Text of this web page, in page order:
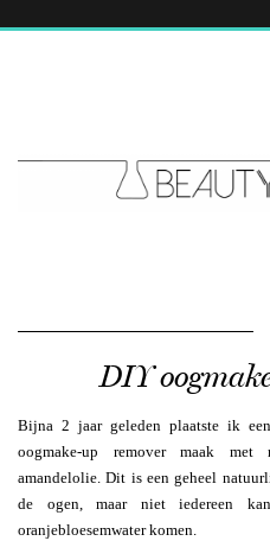
DIY
Bijna 2 jaar geleden plaatste ik
oogmake-up remover maak met
amandelolie. Dit is een geheel
de ogen, maar niet iedereen
oranjebloesemwater komen.